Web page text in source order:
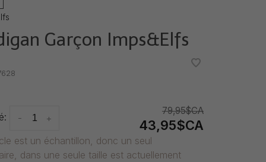
Garçon Imps&Elfs
+
-
79,95$CA
43,95$CA
est un échantillon, donc un seul
dans une seule taille est actuellement